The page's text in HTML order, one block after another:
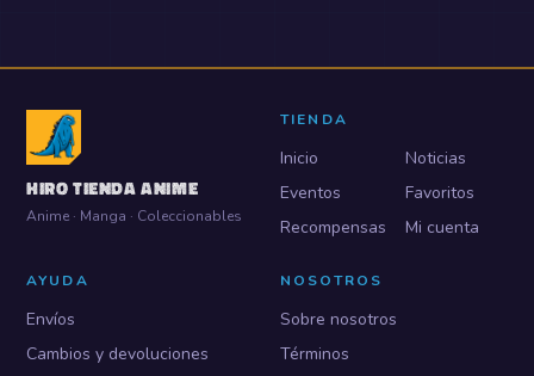
HIRO TIENDA ANIME
Anime · Manga · Coleccionables
TIENDA
Inicio
Noticias
Eventos
Favoritos
Recompensas
Mi cuenta
AYUDA
Envíos
Cambios y devoluciones
NOSOTROS
Sobre nosotros
Términos